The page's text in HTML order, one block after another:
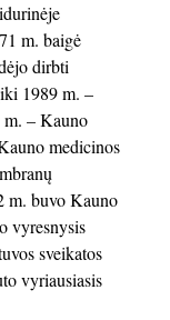
m. baigė
dirbti
1989 m. –
m. – Kauno
medicinos
m. buvo Kauno
vyresnysis
sveikatos
vyriausiasis